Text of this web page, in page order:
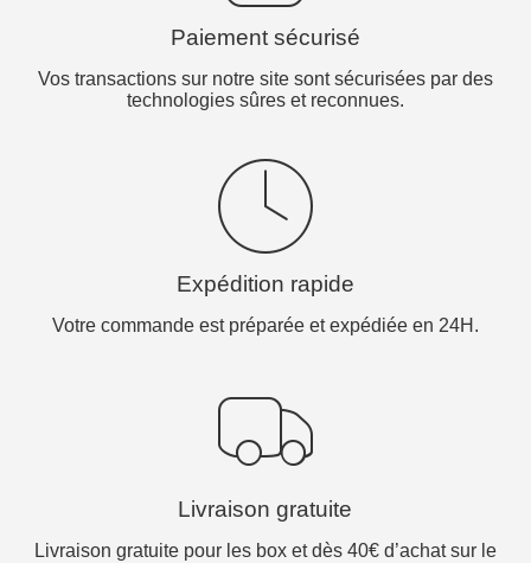
Paiement sécurisé
Vos transactions sur notre site sont sécurisées par des
technologies sûres et reconnues.
Expédition rapide
Votre commande est préparée et expédiée en 24H.
Livraison gratuite
Livraison gratuite pour les box et dès 40€ d’achat sur le